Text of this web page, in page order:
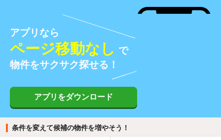
アプリなら
ページ移動なし で
物件をサクサク探せる！
アプリをダウンロード
条件を変えて候補の物件を増やそう！